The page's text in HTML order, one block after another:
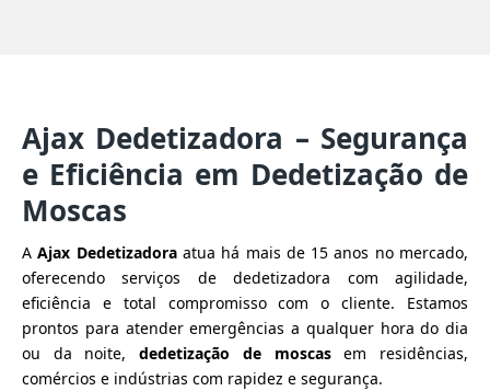
Ajax Dedetizadora – Segurança
e Eficiência em Dedetização de
Moscas
AAjax Dedetizadora atua há mais de 15 anos no mercado,
oferecendo serviços de dedetizadora com agilidade,
eficiência e total compromisso com o cliente. Estamos
prontos para atender emergências a qualquer hora do dia
ou da noite, dedetização de moscasem residências,
comércios e indústrias com rapidez e segurança.